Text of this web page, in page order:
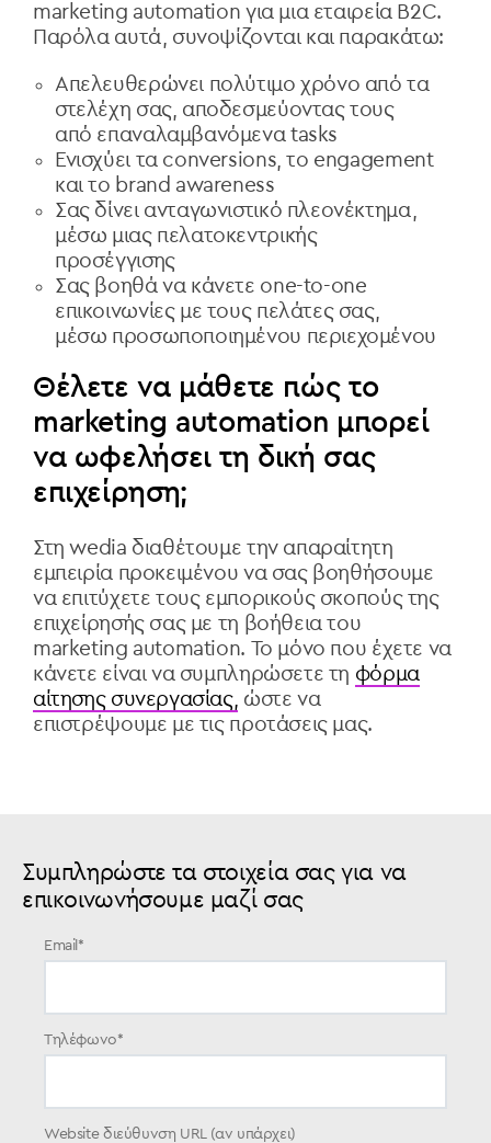
marketing automation για μια εταιρεία B2C.
Παρόλα αυτά, συνοψίζονται και παρακάτω:
Απελευθερώνει πολύτιμο χρόνο από τα
στελέχη σας, αποδεσμεύοντας τους
από επαναλαμβανόμενα tasks
Ενισχύει τα conversions, το engagement
και το brand awareness
Σας δίνει ανταγωνιστικό πλεονέκτημα,
μέσω μιας πελατοκεντρικής
προσέγγισης
Σας βοηθά να κάνετε one-to-one
επικοινωνίες με τους πελάτες σας,
μέσω προσωποποιημένου περιεχομένου
Θέλετε να μάθετε πώς το
marketing automation μπορεί
να ωφελήσει τη δική σας
επιχείρηση;
Στη wedia διαθέτουμε την απαραίτητη
εμπειρία προκειμένου να σας βοηθήσουμε
να επιτύχετε τους εμπορικούς σκοπούς της
επιχείρησής σας με τη βοήθεια του
marketing automation. Το μόνο που έχετε να
κάνετε είναι να συμπληρώσετε τη φόρμα
αίτησης συνεργασίας, ώστε να
επιστρέψουμε με τις προτάσεις μας.
Συμπληρώστε τα στοιχεία σας για να
επικοινωνήσουμε μαζί σας
Email *
Τηλέφωνο*
Website διεύθυνση URL (αν υπάρχει)